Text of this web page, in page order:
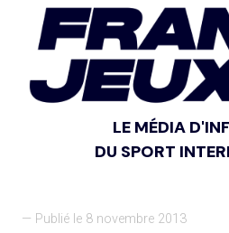
LE MÉDIA
DU SPORT
— Publié le 8 novembre 2013